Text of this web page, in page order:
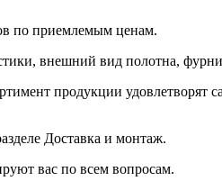
по приемлемым ценам.
внешний вид полотна,
продукции удовлетворят
Доставка и монтаж.
вас по всем вопросам.